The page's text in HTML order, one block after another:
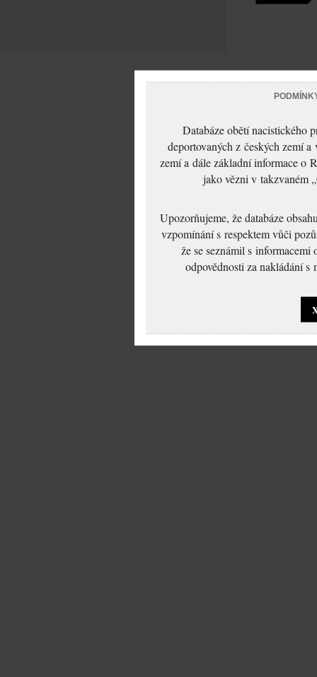
Databáze obětí nacistického
deportovaných z českých zemí
zemí a dále základní informace o
jako vězni v takzvaném
Upozorňujeme, že databáze
vzpomínání s respektem vůči
že se seznámil s
odpovědnosti za nakládání